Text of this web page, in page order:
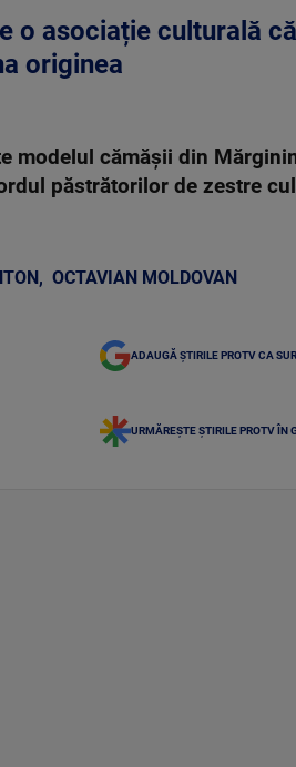
o asociație culturală
originea
modelul cămăşii din
păstrătorilor de zestre
, OCTAVIAN MOLDOVAN
ADAUGĂ ȘTIRILE PROTV CA
URMĂREȘTE ȘTIRILE PROTV ÎN